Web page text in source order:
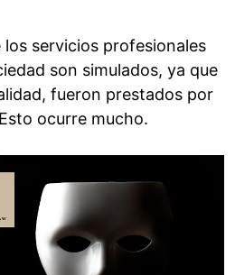
servicios profesionales
son simulados, ya que
fueron prestados por
ocurre mucho.